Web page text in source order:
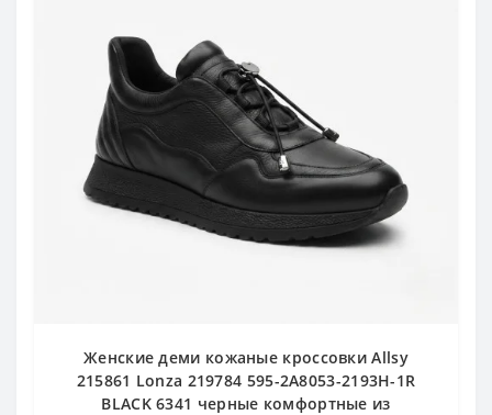
Женские деми кожаные кроссовки Allsy
215861 Lonza 219784 595-2A8053-2193H-1R
BLACK 6341 черные комфортные из